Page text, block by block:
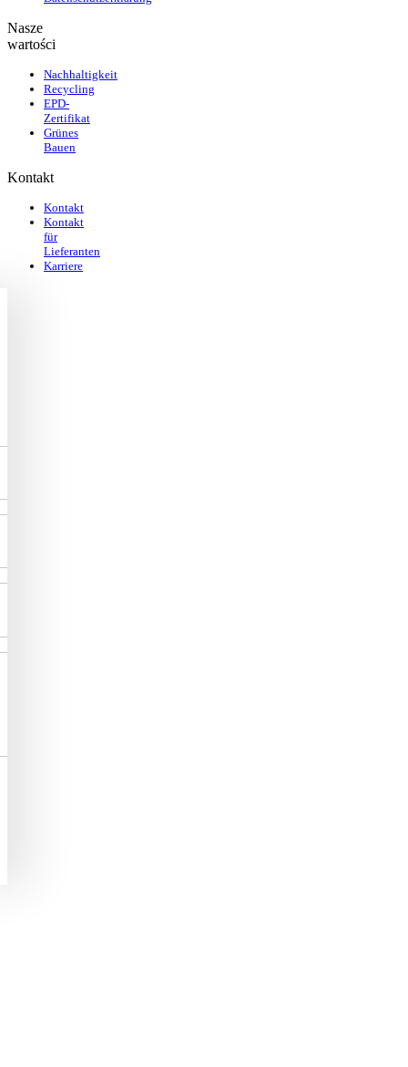
Nasze
wartości
Nachhaltigkeit
Recycling
EPD-
Zertifikat
Grünes
Bauen
Kontakt
Kontakt
Kontakt
für
Lieferanten
Karriere